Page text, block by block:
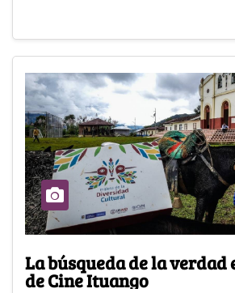
La búsqueda de la verdad
de Cine Ituango